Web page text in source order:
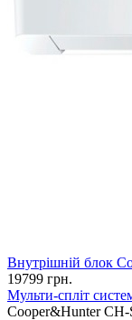
Внутрішній блок
19799 грн.
Мульти-спліт
Cooper&Hunter